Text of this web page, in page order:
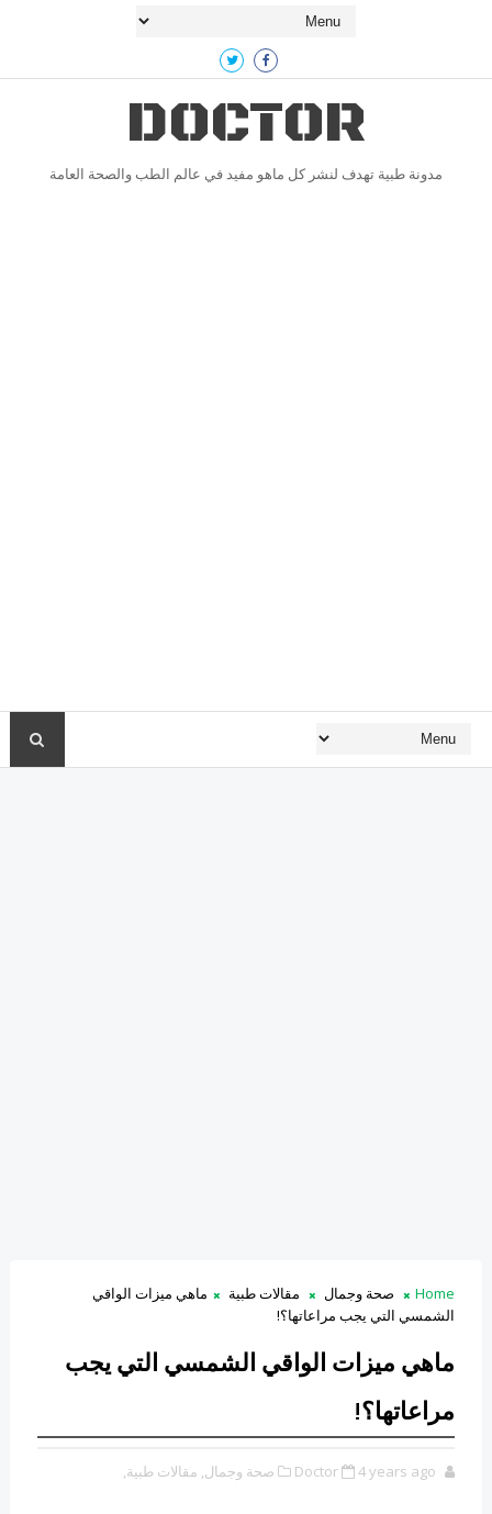
DOCTOR
مدونة طبية تهدف لنشر كل ماهو مفيد في عالم الطب والصحة العامة
Home صحة وجمال مقالات طبية
ماهي ميزات الواقي
الشمسي التي يجب مراعاتها؟!
ماهي ميزات الواقي الشمسي التي يجب
مراعاتها؟!
Doctor 4 years ago صحة وجمال, مقالات طبية,